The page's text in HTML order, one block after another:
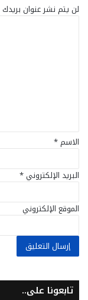
لن يتم نشر عنوان بريدك
الاسم*
البريد الإلكتروني*
الموقع الإلكتروني
تابعونا على..